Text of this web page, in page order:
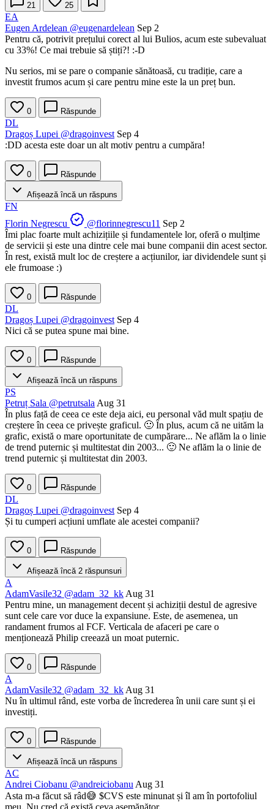
21 25
EA
Eugen Ardelean @eugenardelean Sep 2
Pentru că, potrivit prețului corect al lui Bulios, acum este subevaluat
cu 33%! Ce mai trebuie să știți?! :-D
Nu serios, mi se pare o companie sănătoasă, cu tradiție, care a
investit frumos acum și care pentru mine este la un preț bun.
0 Răspunde
DL
Dragoș Lupei @dragoinvest Sep 4
:DD acesta este doar un alt motiv pentru a cumpăra!
0 Răspunde
Afișează încă un răspuns
FN
Florin Negrescu
@florinnegrescu11 Sep 2
Îmi plac foarte mult achizițiile și fundamentele lor, oferă o mulțime
de servicii și este una dintre cele mai bune companii din acest sector.
În rest, există mult loc de creștere a acțiunilor, iar dividendele sunt și
ele frumoase :)
0 Răspunde
DL
Dragoș Lupei @dragoinvest Sep 4
Nici că se putea spune mai bine.
0 Răspunde
Afișează încă un răspuns
PS
Petruț Sala @petrutsala Aug 31
În plus față de ceea ce este deja aici, eu personal văd mult spațiu de
creștere în ceea ce privește graficul. 🙂 În plus, acum că ne uităm la
grafic, există o mare oportunitate de cumpărare... Ne aflăm la o linie
de trend puternic și multitestat din 2003... 🙂 Ne aflăm la o linie de
trend puternic și multitestat din 2003.
0 Răspunde
DL
Dragoș Lupei @dragoinvest Sep 4
Și tu cumperi acțiuni umflate ale acestei companii?
0 Răspunde
Afișează încă 2 răspunsuri
A
AdamVasile32 @adam_32_kk Aug 31
Pentru mine, un management decent și achiziții destul de agresive
sunt cele care vor duce la expansiune. Este, de asemenea, un
randament frumos al FCF. Verticala de afaceri pe care o
menționează Philip creează un moat puternic.
0 Răspunde
A
AdamVasile32 @adam_32_kk Aug 31
Nu în ultimul rând, este vorba de încrederea în unii care sunt și ei
investiți.
0 Răspunde
Afișează încă un răspuns
AC
Andrei Ciobanu @andreiciobanu Aug 31
Asta m-a făcut să râd😅 $CVS este minunat și îl am în portofoliul